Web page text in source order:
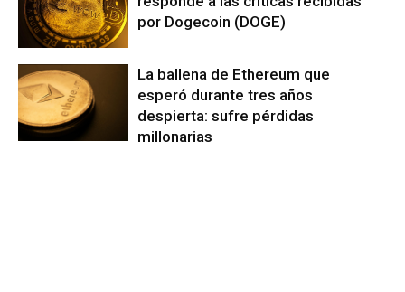
por Dogecoin (DOGE)
La ballena de Ethereum que
esperó durante tres años
despierta: sufre pérdidas
millonarias